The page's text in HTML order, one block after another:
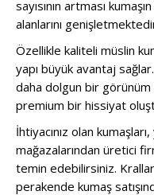
sayısının artması
alanlarını
Özellikle kaliteli müslin
yapı büyük avantaj
daha dolgun bir görünüm
premium bir hissiyat
İhtiyacınız olan
mağazalarından üretici
temin edebilirsiniz.
perakende kumaş